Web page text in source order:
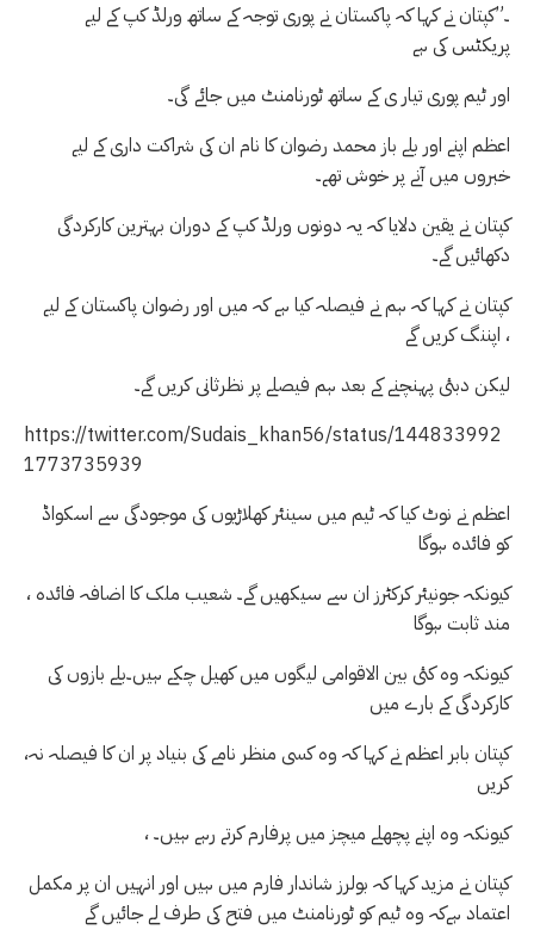
۔”کپتان نے کہا کہ پاکستان نے پوری توجہ کے ساتھ ورلڈ کپ کے لیے
پریکٹس کی ہے
اور ٹیم پوری تیار ی کے ساتھ ٹورنامنٹ میں جائے گی۔
اعظم اپنے اور بلے باز محمد رضوان کا نام ان کی شراکت داری کے لیے
خبروں میں آنے پر خوش تھے۔
کپتان نے یقین دلایا کہ یہ دونوں ورلڈ کپ کے دوران بہترین کارکردگی
دکھائیں گے۔
کپتان نے کہا کہ ہم نے فیصلہ کیا ہے کہ میں اور رضوان پاکستان کے لیے
اپننگ کریں گے ،
لیکن دبئی پہنچنے کے بعد ہم فیصلے پر نظرثانی کریں گے۔
https://twitter.com/Sudais_khan56/status/144833992
1773735939
اعظم نے نوٹ کیا کہ ٹیم میں سینئر کھلاڑیوں کی موجودگی سے اسکواڈ
کو فائدہ ہوگا
، کیونکہ جونیئر کرکٹرز ان سے سیکھیں گے۔ شعیب ملک کا اضافہ فائدہ
مند ثابت ہوگا
کیونکہ وہ کئی بین الاقوامی لیگوں میں کھیل چکے ہیں۔بلے بازوں کی
کارکردگی کے بارے میں
،کپتان بابر اعظم نے کہا کہ وہ کسی منظر نامے کی بنیاد پر ان کا فیصلہ نہ
کریں
، کیونکہ وہ اپنے پچھلے میچز میں پرفارم کرتے رہے ہیں۔
کپتان نے مزید کہا کہ بولرز شاندار فارم میں ہیں اور انہیں ان پر مکمل
اعتماد ہےکہ وہ ٹیم کو ٹورنامنٹ میں فتح کی طرف لے جائیں گے